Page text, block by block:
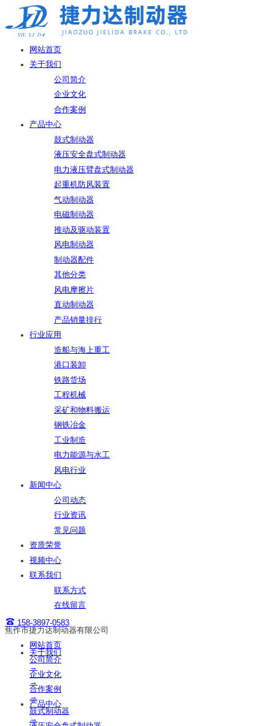
网站首页
关于我们
公司简介
企业文化
合作案例
产品中心
鼓式制动器
液压安全盘式制动器
电力液压臂盘式制动器
起重机防风装置
气动制动器
电磁制动器
推动及驱动装置
风电制动器
制动器配件
其他分类
风电摩擦片
直动制动器
产品销量排行
行业应用
造船与海上重工
港口装卸
铁路货场
工程机械
采矿和物料搬运
钢铁冶金
工业制造
电力能源与水工
风电行业
新闻中心
公司动态
行业资讯
常见问题
资质荣誉
视频中心
联系我们
联系方式
在线留言
158-3897-0583
焦作市捷力达制动器有限公司
网站首页
关于我们
公司简介
→
企业文化
→
合作案例
→
产品中心
鼓式制动器
→